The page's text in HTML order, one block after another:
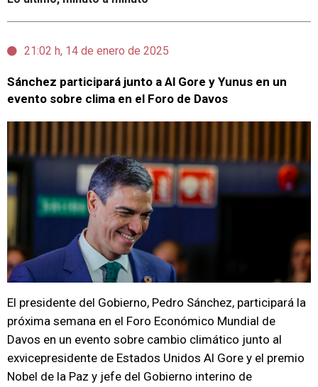
21:02 h, 14 de enero de 2025
Sánchez participará junto a Al Gore y Yunus en un
evento sobre clima en el Foro de Davos
El presidente del Gobierno, Pedro Sánchez, participará la
próxima semana en el Foro Económico Mundial de
Davos en un evento sobre cambio climático junto al
exvicepresidente de Estados Unidos Al Gore y el premio
Nobel de la Paz y jefe del Gobierno interino de